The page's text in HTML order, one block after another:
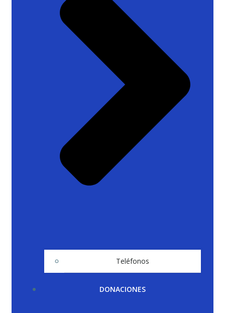
Teléfonos
DONACIONES